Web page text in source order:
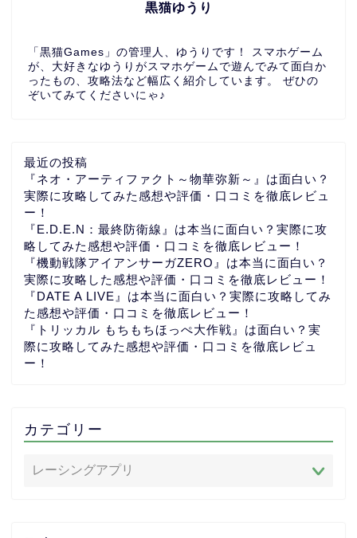
黒猫ゆうり
「黒猫Games」の管理人、ゆうりです！ スマホゲーム
が、大好きなゆうりがスマホゲームで遊んでみて面白か
ったもの、攻略法など幅広く紹介しています。 ぜひの
ぞいてみてくださいにゃ♪
最近の投稿
『ネオ・アーティファクト～物華弥新～』は面白い？
実際に攻略してみた感想や評価・口コミを徹底レビュ
ー！
『E.D.E.N：最終防衛線』は本当に面白い？実際に攻
略してみた感想や評価・口コミを徹底レビュー！
『機動戦隊アイアンサーガZERO』は本当に面白い？
実際に攻略した感想や評価・口コミを徹底レビュー！
『DATE A LIVE』は本当に面白い？実際に攻略してみ
た感想や評価・口コミを徹底レビュー！
『トリッカル もちもちほっぺ大作戦』は面白い？実
際に攻略してみた感想や評価・口コミを徹底レビュ
ー！
カテゴリー